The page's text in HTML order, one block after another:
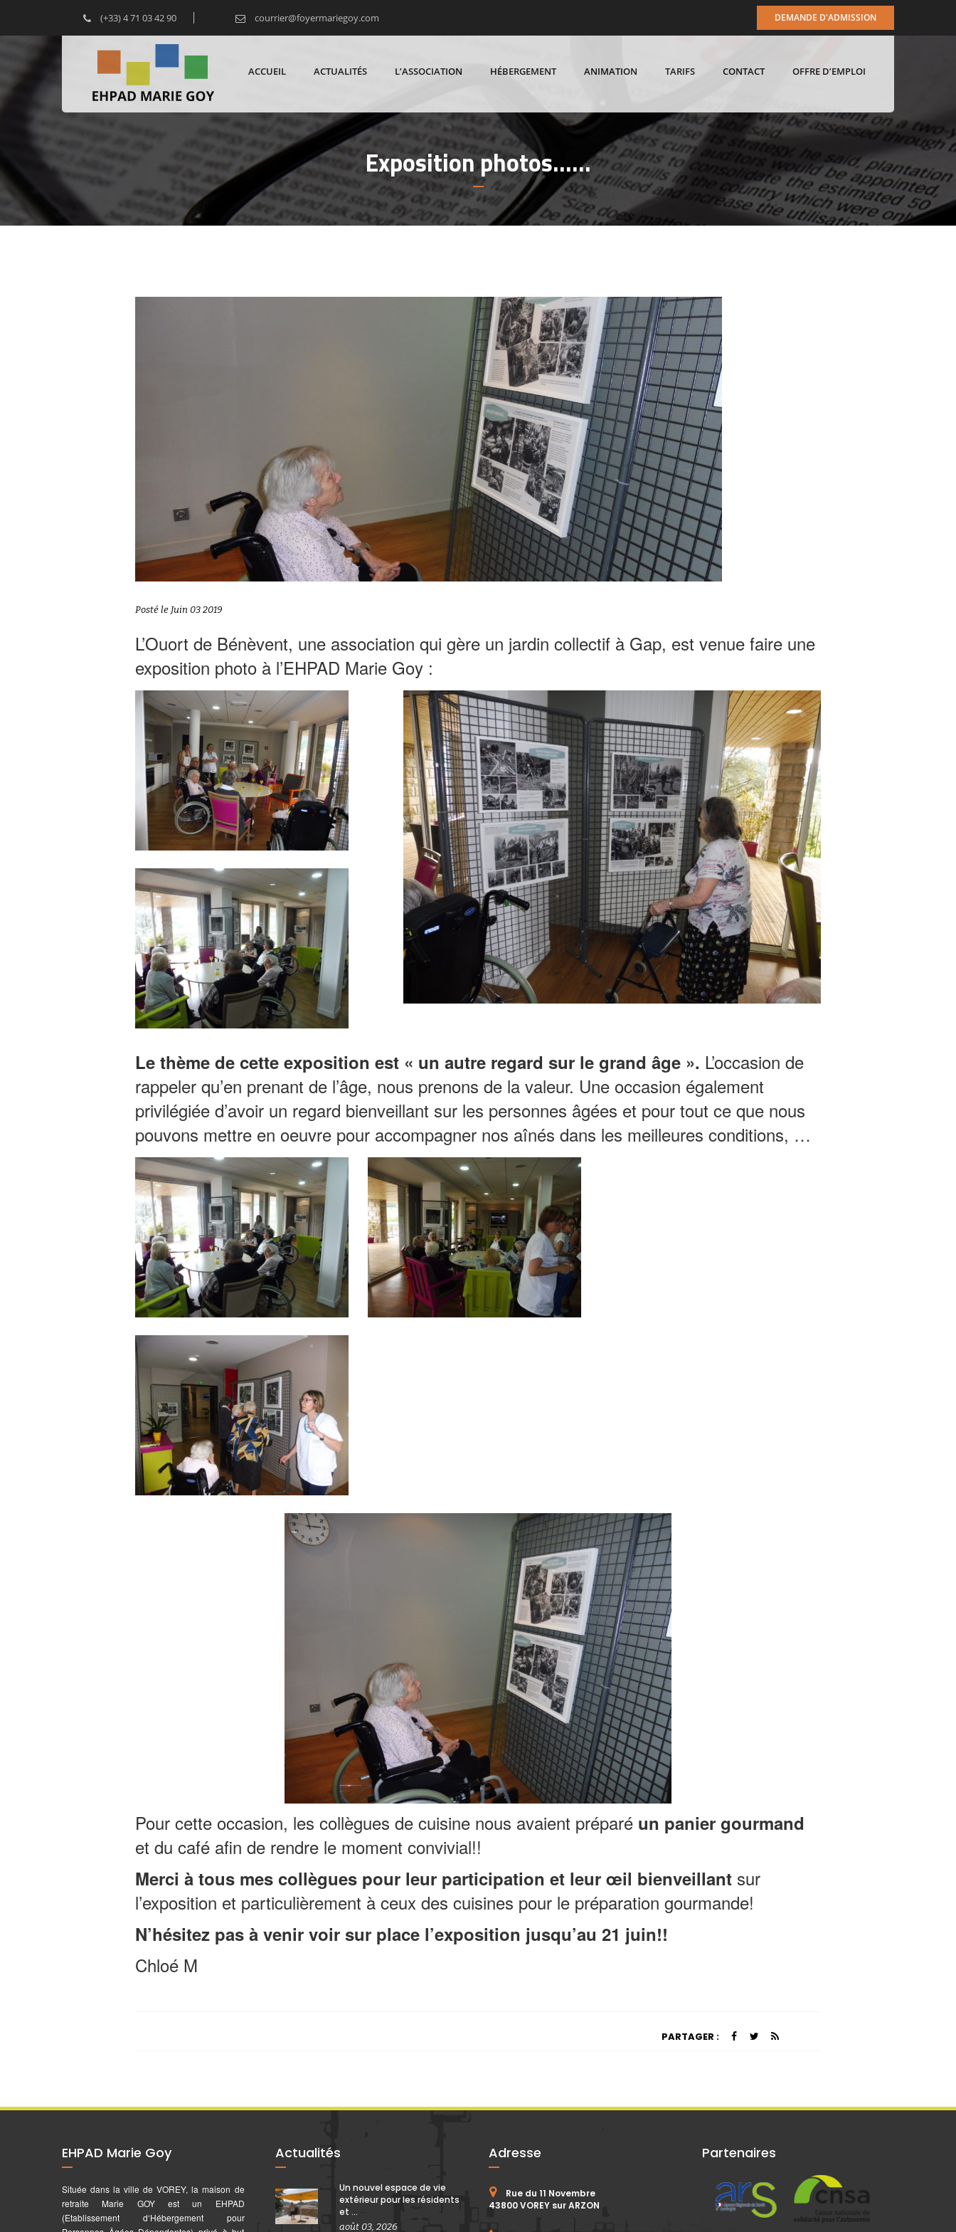
(+33) 4 71 03 42 90 courrier@foyermariegoy.com DEMANDE D'ADMISSION
ACCUEIL ACTUALITÉS L’ASSOCIATION HÉBERGEMENT ANIMATION TARIFS CONTACT OFFRE D’EMPLOI
Exposition photos……
Posté le Juin 03 2019
L’Ouort de Bénèvent, une association qui gère un jardin collectif à Gap, est venue faire une
exposition photo à l’EHPAD Marie Goy :
Le thème de cette exposition est « un autre regard sur le grand âge ». L’occasion de
rappeler qu’en prenant de l’âge, nous prenons de la valeur. Une occasion également
privilégiée d’avoir un regard bienveillant sur les personnes âgées et pour tout ce que nous
pouvons mettre en oeuvre pour accompagner nos aînés dans les meilleures conditions, …
Pour cette occasion, les collègues de cuisine nous avaient préparé un panier gourmand
et du café afin de rendre le moment convivial!!
Merci à tous mes collègues pour leur participation et leur œil bienveillantsur
l’exposition et particulièrement à ceux des cuisines pour le préparation gourmande!
N’hésitez pas à venir voir sur place l’exposition jusqu’au 21 juin!!
Chloé M
PARTAGER :
EHPAD Marie Goy
Située dans la ville de VOREY, la maison de
retraite Marie GOY est un EHPAD
(Etablissement d‘Hébergement pour
Actualités
Un nouvel espace de vie
extérieur pour les résidents
et ...
août 03, 2026
Adresse
Rue du 11 Novembre
43800 VOREY sur ARZON
Partenaires